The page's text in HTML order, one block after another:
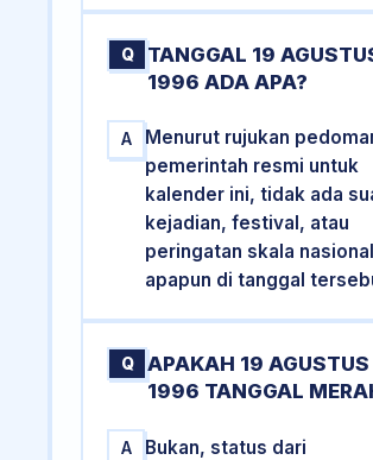
Q
TANGGAL 19
1996 ADA APA?
A
Menurut rujukan
pemerintah resmi untuk
kalender ini, tidak ada
kejadian, festival, atau
peringatan skala nasional
apapun di tanggal
Q
APAKAH 19 AGUSTUS
1996 TANGGAL
A
Bukan, status dari